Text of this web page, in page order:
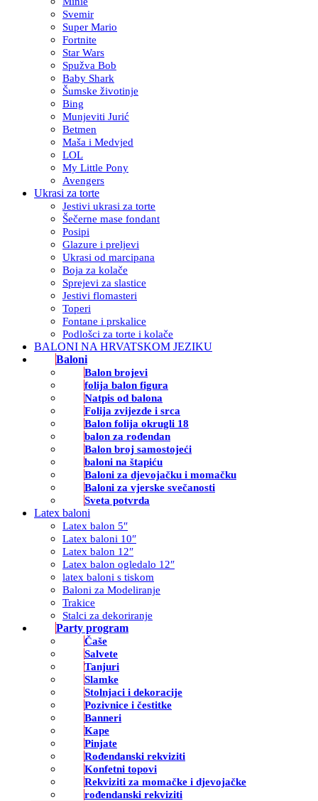
Svemir
Super Mario
Fortnite
Star Wars
Spužva Bob
Baby Shark
Šumske životinje
Bing
Munjeviti Jurić
Betmen
Maša i Medvjed
LOL
My Little Pony
Avengers
Ukrasi za torte
Jestivi ukrasi za torte
Šečerne mase fondant
Posipi
Glazure i preljevi
Ukrasi od marcipana
Boja za kolače
Sprejevi za slastice
Jestivi flomasteri
Toperi
Fontane i prskalice
Podlošci za torte i kolače
BALONI NA HRVATSKOM JEZIKU
Baloni
Balon brojevi
folija balon figura
Natpis od balona
Folija zvijezde i srca
Balon folija okrugli 18
balon za rođendan
Balon broj samostojeći
baloni na štapiću
Baloni za djevojačku i momačku
Baloni za vjerske svečanosti
Sveta potvrda
Latex baloni
Latex balon 5″
Latex baloni 10″
Latex balon 12″
Latex balon ogledalo 12″
latex baloni s tiskom
Baloni za Modeliranje
Trakice
Stalci za dekoriranje
Party program
Čaše
Salvete
Tanjuri
Slamke
Stolnjaci i dekoracije
Pozivnice i čestitke
Banneri
Kape
Pinjate
Rođendanski rekviziti
Konfetni topovi
Rekviziti za momačke i djevojačke
rođendanski rekviziti